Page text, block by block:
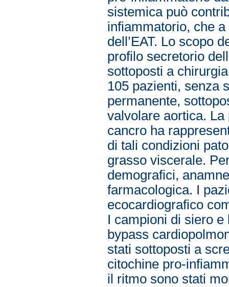
sistemica può
infiammatorio, che a
dell’EAT. Lo scopo
profilo secretorio
sottoposti a
105 pazienti, senza
permanente,
valvolare aortica.
cancro ha
di tali condizioni
grasso viscerale.
demografici,
farmacologica. I
ecocardiografico
I campioni di siero
bypass
stati sottoposti a
citochine pro-
il ritmo sono stati